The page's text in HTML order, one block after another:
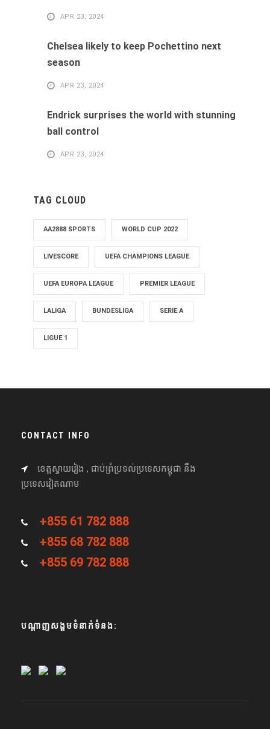
APR 23, 2024
Chelsea likely to keep Pochettino next
season
APR 23, 2024
Endrick surprises the world with stunning
ball control
APR 23, 2024
TAG CLOUD
AA2888 SPORTS WORLD CUP 2022
LIVESCORE UEFA CHAMPIONS LEAGUE
UEFA EUROPA LEAGUE PREMIER LEAGUE
LALIGA BUNDESLIGA SERIE A
LIGUE 1
CONTACT INFO
ខេត្តស្វាយរៀង , ជាប់ព្រំប្រទល់ប្រទេសកម្ពុជា នឹង
ប្រទេសវៀតណាម
+855 61 782 888
+855 68 782 888
+855 69 782 888
បណ្តាញសង្គមទំនាក់ទំនង: